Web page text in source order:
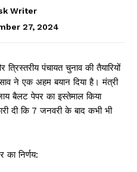
Writer
27, 2024
पंचायत चुनाव की तैयारियों
ने एक अहम बयान दिया है। मंत्री
बैलट पेपर का इस्तेमाल किया
दी कि 7 जनवरी के बाद कभी भी
का निर्णय: